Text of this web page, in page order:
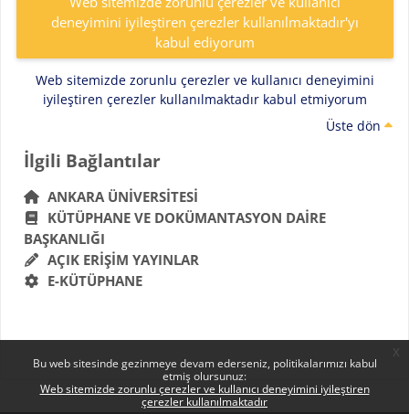
Bu web sitesinde gezinmeye devam ederseniz, politikalarımızı kabul
etmiş olursunuz:
Web sitemizde zorunlu çerezler ve kullanıcı deneyimini iyileştiren
çerezler kullanılmaktadır
deneyimini iyileştiren çerezler kullanılmaktadır'yı
kabul ediyorum
Web sitemizde zorunlu çerezler ve kullanıcı deneyimini
iyileştiren çerezler kullanılmaktadır kabul etmiyorum
Üste dön
Bloklar
İlgili Bağlantılar 'yı atla
İlgili Bağlantılar
ANKARA ÜNIVERSITESI
KÜTÜPHANE VE DOKÜMANTASYON DAIRE
BAŞKANLIĞI
AÇIK ERIŞIM YAYINLAR
E-KÜTÜPHANE